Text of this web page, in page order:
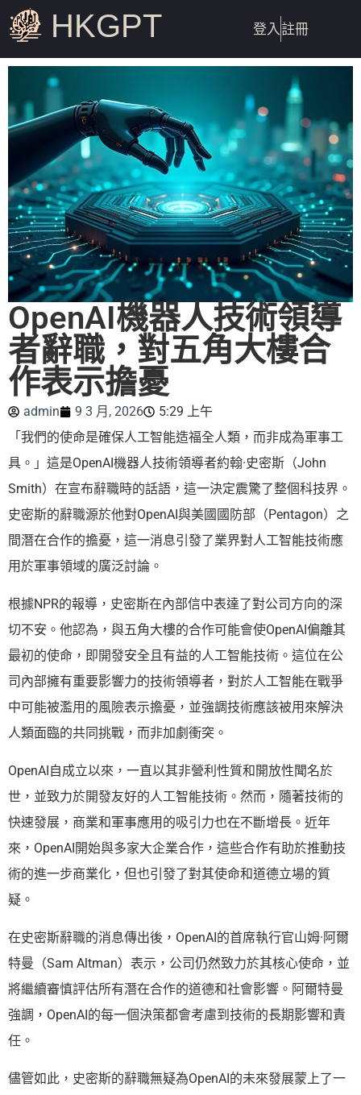
HKGPT 登入註冊
OpenAI機器人技術領導
者辭職，對五角大樓合
作表示擔憂
admin 9 3 月, 2026
5:29 上午
「我們的使命是確保人工智能造福全人類，而非成為軍事工
具。」這是OpenAI機器人技術領導者約翰·史密斯（John
Smith）在宣布辭職時的話語，這一決定震驚了整個科技界。
史密斯的辭職源於他對OpenAI與美國國防部（Pentagon）之
間潛在合作的擔憂，這一消息引發了業界對人工智能技術應
用於軍事領域的廣泛討論。
根據NPR的報導，史密斯在內部信中表達了對公司方向的深
切不安。他認為，與五角大樓的合作可能會使OpenAI偏離其
最初的使命，即開發安全且有益的人工智能技術。這位在公
司內部擁有重要影響力的技術領導者，對於人工智能在戰爭
中可能被濫用的風險表示擔憂，並強調技術應該被用來解決
人類面臨的共同挑戰，而非加劇衝突。
OpenAI自成立以來，一直以其非營利性質和開放性聞名於
世，並致力於開發友好的人工智能技術。然而，隨著技術的
快速發展，商業和軍事應用的吸引力也在不斷增長。近年
來，OpenAI開始與多家大企業合作，這些合作有助於推動技
術的進一步商業化，但也引發了對其使命和道德立場的質
疑。
在史密斯辭職的消息傳出後，OpenAI的首席執行官山姆·阿爾
特曼（Sam Altman）表示，公司仍然致力於其核心使命，並
將繼續審慎評估所有潛在合作的道德和社會影響。阿爾特曼
強調，OpenAI的每一個決策都會考慮到技術的長期影響和責
任。
儘管如此，史密斯的辭職無疑為OpenAI的未來發展蒙上了一